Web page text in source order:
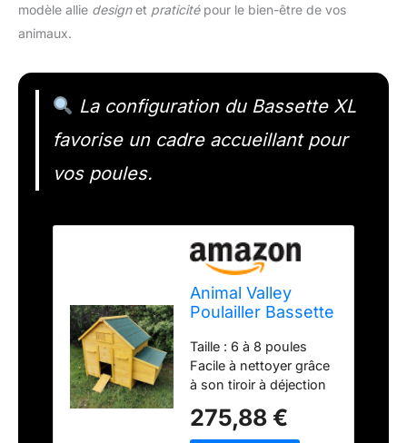
modèle allie designet praticitépour le bien-être de vos
animaux.
La configuration du Bassette XL
favorise un cadre accueillant pour
vos poules.
Animal Valley
Poulailler Bassette
Vert, Beige
Taille : 6 à 8 poules
Facile à nettoyer grâce
à son tiroir à déjection
façade et son
275,88 €